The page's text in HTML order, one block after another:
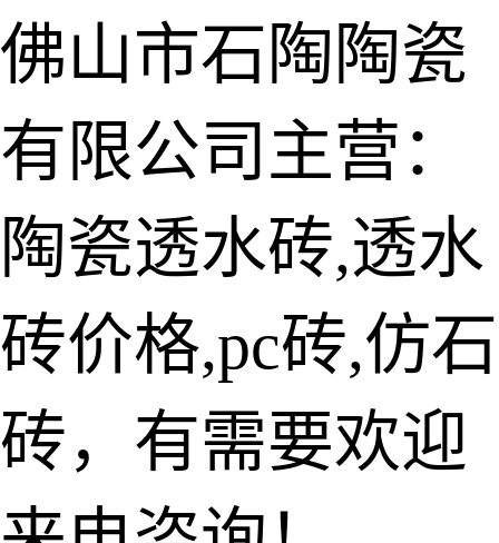
佛山市石陶陶瓷
有限公司主营：
陶瓷透水砖,透水
砖价格,pc砖,仿石
砖，有需要欢迎
陶瓷透水砖
生态仿石砖
仿石透水砖
承重仿石砖
细面透水砖